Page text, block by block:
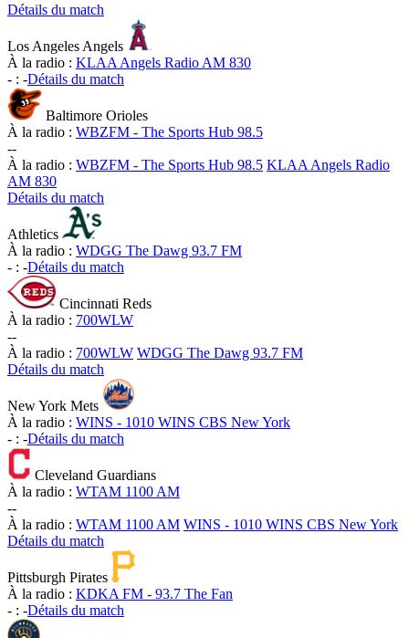
Détails du match
Los Angeles Angels
À la radio : KLAA Angels Radio AM 830
- : -Détails du match
Baltimore Orioles
À la radio : WBZFM - The Sports Hub 98.5
--
À la radio : WBZFM - The Sports Hub 98.5 KLAA Angels Radio
AM 830
Détails du match
Athletics
À la radio : WDGG The Dawg 93.7 FM
- : -Détails du match
Cincinnati Reds
À la radio : 700WLW
--
À la radio : 700WLW WDGG The Dawg 93.7 FM
Détails du match
New York Mets
À la radio : WINS - 1010 WINS CBS New York
- : -Détails du match
Cleveland Guardians
À la radio : WTAM 1100 AM
--
À la radio : WTAM 1100 AM WINS - 1010 WINS CBS New York
Détails du match
Pittsburgh Pirates
À la radio : KDKA FM - 93.7 The Fan
- : -Détails du match